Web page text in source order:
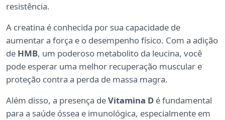
resistência.
A creatina é conhecida por sua capacidade de
aumentar a força e o desempenho físico. Com a adição
de HMB, um poderoso metabolito da leucina, você
pode esperar uma melhor recuperação muscular e
proteção contra a perda de massa magra.
Além disso, a presença deVitamina D é fundamental
para a saúde óssea e imunológica, especialmente em